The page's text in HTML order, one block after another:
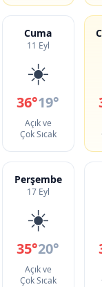
Cuma
11 Eyl
☀️
36°19°
Açık ve
Çok Sıcak
Perşembe
17 Eyl
☀️
35°20°
Açık ve
Çok Sıcak